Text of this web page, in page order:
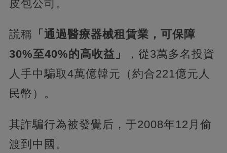
皮包公司。
謊稱 「通過醫療器械租賃業，可保障
30%至40%的高收益」
，從3萬多名投資
人手中騙取4萬億韓元（約合221億元人
民幣）。
其詐騙行為被發覺后，于2008年12月偷
渡到中國。